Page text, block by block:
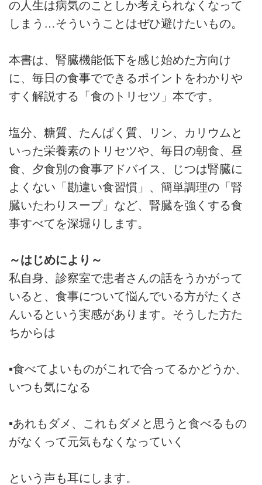
の人生は病気のことしか考えられなくなって
しまう…そういうことはぜひ避けたいもの。
本書は、腎臓機能低下を感じ始めた方向け
に、毎日の食事でできるポイントをわかりや
すく解説する「食のトリセツ」本です。
塩分、糖質、たんぱく質、リン、カリウムと
いった栄養素のトリセツや、毎日の朝食、昼
食、夕食別の食事アドバイス、じつは腎臓に
よくない「勘違い食習慣」、簡単調理の「腎
臓いたわりスープ」など、腎臓を強くする食
事すべてを深堀りします。
～はじめにより～
私自身、診察室で患者さんの話をうかがって
いると、食事について悩んでいる方がたくさ
んいるという実感があります。そうした方た
ちからは
▪食べてよいものがこれで合ってるかどうか、
いつも気になる
▪あれもダメ、これもダメと思うと食べるもの
がなくって元気もなくなっていく
という声も耳にします。